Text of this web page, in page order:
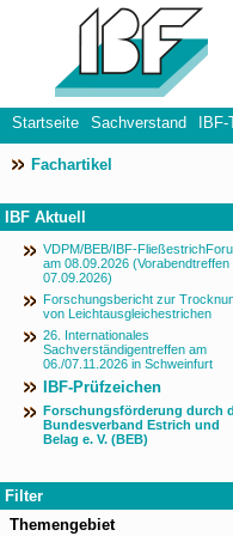
Startseite Sachverstand
Datenschutzerklärung
Fachartikel
IBF Aktuell
VDPM/BEB/IBF-
am 08.09.2026 (Vorabendtreffen
07.09.2026)
Forschungsbericht zur
von Leichtausgleichestrichen
26. Internationales
Sachverständigentreffen am
06./07.11.2026 in Schweinfurt
IBF-Prüfzeichen
Forschungsförderung durch
Bundesverband Estrich und
Belag e. V. (BEB)
Filter
Themengebiet